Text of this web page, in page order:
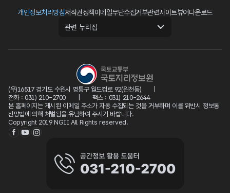
개인정보처리방침저작권정책이메일무단수집거부관련사이트뷰어다운로드
관련 누리집
(우)16517 경기도 수원시 영통구 월드컵로 92(원천동)
전화 : 031) 210-2700
팩스 : 031) 210-2644
본 홈페이지는 게시된 이메일 주소가 자동 수집되는 것을 거부하며 이를 위반시 정보통
신망법에 의해 처벌됨을 유념하여 주시기 바랍니다.
Copyright 2019 NGII All Rights reserved.